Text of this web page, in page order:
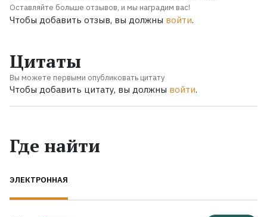
Оставляйте больше отзывов, и мы наградим вас!
Чтобы добавить отзыв, вы должны войти.
Цитаты
Вы можете первыми опубликовать цитату
Чтобы добавить цитату, вы должны войти.
Где найти
ЭЛЕКТРОННАЯ